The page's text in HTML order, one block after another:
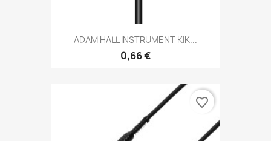
ADAM HALL INSTRUMENT KIK...
0,66 €
favorite_border